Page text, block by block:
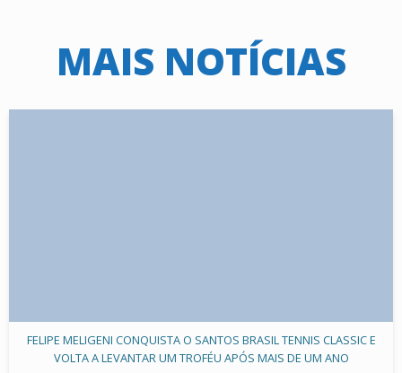
MAIS NOTÍCIAS
FELIPE MELIGENI CONQUISTA O SANTOS BRASIL TENNIS CLASSIC E
VOLTA A LEVANTAR UM TROFÉU APÓS MAIS DE UM ANO